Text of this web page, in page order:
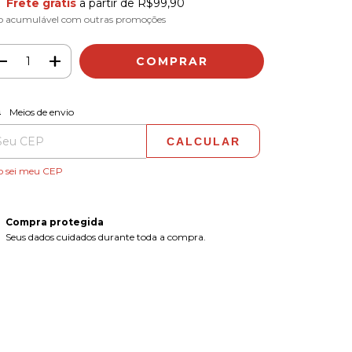
Frete grátis a partir de R$99,90
acumulável com outras promoções
para o CEP:
Meios de envio
CALCULAR
sei meu CEP
Compra protegida
Seus dados cuidados durante toda a compra.